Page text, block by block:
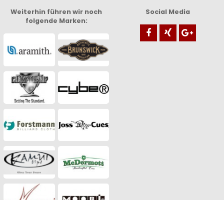
Weiterhin führen wir noch
folgende Marken:
Social Media